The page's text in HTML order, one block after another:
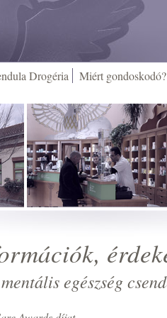
Drogéria Miért gondoskodó?
egészség